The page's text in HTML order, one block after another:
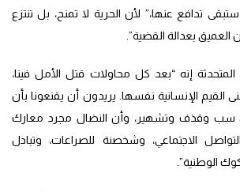
تدافع عنها،” لأن الحرية لا تمنح، بل تنتزع
العميق بعدالة القضية”.
إنه “بعد كل محاولات قتل الأمل فينا،
القيم الإنسانية نفسها. يريدون أن يقنعونا بأن
وقذف وتشهير، وأن النضال مجرد معارك
الاجتماعي، وشخصنة للصراعات، وتبادل
الوطنية”.